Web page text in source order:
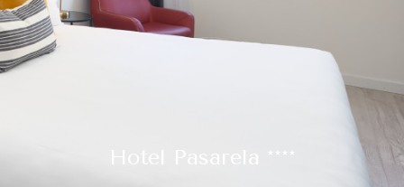
Hotel Pasarela ****